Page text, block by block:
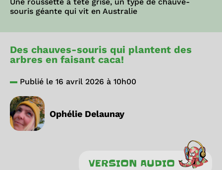
souris géante qui vit en Australie
Des chauves-souris qui plantent des
arbres en faisant caca!
Publié le 16 avril 2026 à 10h00
Ophélie Delaunay
VERSION AUDIO